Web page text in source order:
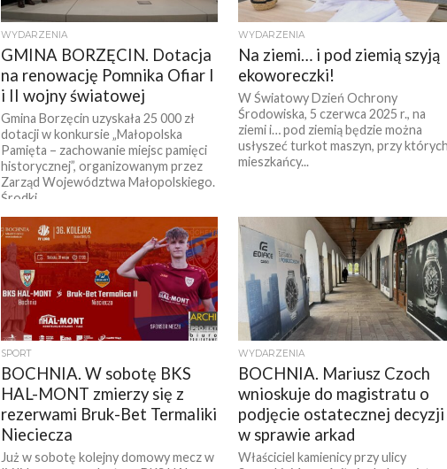
WYDARZENIA
GMINA BORZĘCIN. Dotacja
na renowację Pomnika Ofiar I
i II wojny światowej
Gmina Borzęcin uzyskała 25 000 zł
dotacji w konkursie „Małopolska
Pamięta – zachowanie miejsc pamięci
historycznej”, organizowanym przez
Zarząd Województwa Małopolskiego.
Środki...
WYDARZENIA
Na ziemi… i pod ziemią szyją
ekoworeczki!
W Światowy Dzień Ochrony
Środowiska, 5 czerwca 2025 r., na
ziemi i… pod ziemią będzie można
usłyszeć turkot maszyn, przy których
mieszkańcy...
SPORT
BOCHNIA. W sobotę BKS
HAL-MONT zmierzy się z
rezerwami Bruk-Bet Termaliki
Nieciecza
Już w sobotę kolejny domowy mecz w
WYDARZENIA
BOCHNIA. Mariusz Czoch
wnioskuje do magistratu o
podjęcie ostatecznej decyzji
w sprawie arkad
Właściciel kamienicy przy ulicy